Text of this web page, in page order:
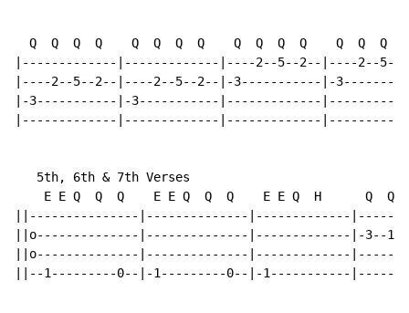
  Q  Q  Q  Q    Q  Q  Q  Q    Q  Q  Q  Q    Q  Q  Q  Q
|-------------|-------------|----2--5--2--|----2--5--
|----2--5--2--|----2--5--2--|-3-----------|-
|-3-----------|-3-----------|-------------
|-------------|-------------|-------------
   5th, 6th & 7th Verses
E E Q  Q  Q    E E Q  Q  Q    E E Q  H      Q  Q
||---------------|--------------|-------------
||o--------------|--------------|-------------|-3--
||o--------------|--------------|-------------
||--1---------0--|-1---------0--|-1-----------